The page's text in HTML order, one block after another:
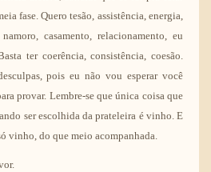
fase. Quero tesão, assistência, energia,
casamento, relacionamento, eu
ter coerência, consistência, coesão.
pois eu não vou esperar você
provar. Lembre-se que única coisa que
ser escolhida da prateleira é vinho. E
vinho, do que meio acompanhada.